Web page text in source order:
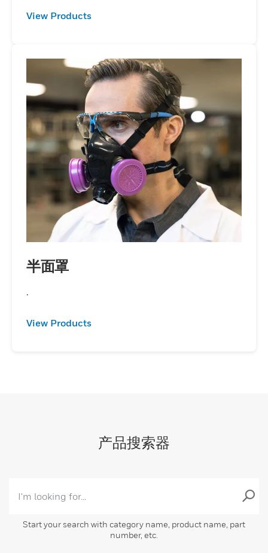
View Products
半面罩
.
View Products
产品搜索器
Start your search with category name, product name, part
number, etc.